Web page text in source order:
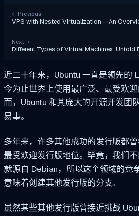
← Previous
VPS with Nested Virtualization – An
Next →
Different Types of Virtual Machines :Untold
近二十年来，Ubuntu 一直是领先的
今为止世界上使用最广泛、最受欢
而，Ubuntu 和其庞大的开源开发团
易事。
多年来，许多其他成功的发行版都
最受欢迎发行版地位。毕竟，我们
就源自 Debian，所以这个领域的竞
意味着创建其他发行版的分支。
虽然某些其他发行版曾接近挑战